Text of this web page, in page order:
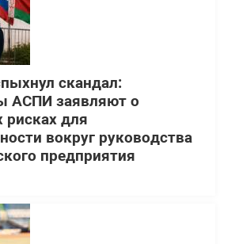
скандал:
АСПИ заявляют о
для
вокруг руководства
предприятия